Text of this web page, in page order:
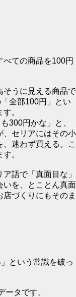
ての商品を100円
そうに見える商品で
全部100円」とい
。
300円かな」と、
、セリアにはその小
迷わず買える。こ
。
語で「真面目な」
いを、とことん真面
づくりにもそのま
という常識を破っ
ータです。